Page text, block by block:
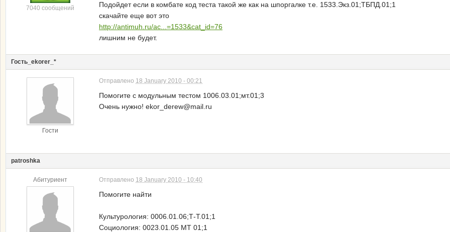
7040 сообщений
Подойдет если в комбате код теста такой же как на шпоргалке т.е. 1533.Экз.01;ТБПД.01;1
скачайте еще вот это
http://antimuh.ru/ac...=1533&cat_id=76
лишним не будет.
Гость_ekorer_*
Гости
Отправлено 18 January 2010 - 00:21
Помогите с модульным тестом 1006.03.01;мт.01;3
Очень нужно! ekor_derew@mail.ru
patroshka
Абитуриент Отправлено 18 January 2010 - 10:40
Помогите найти
Культурология: 0006.01.06;Т-Т.01;1
Социология: 0023.01.05 МТ 01;1